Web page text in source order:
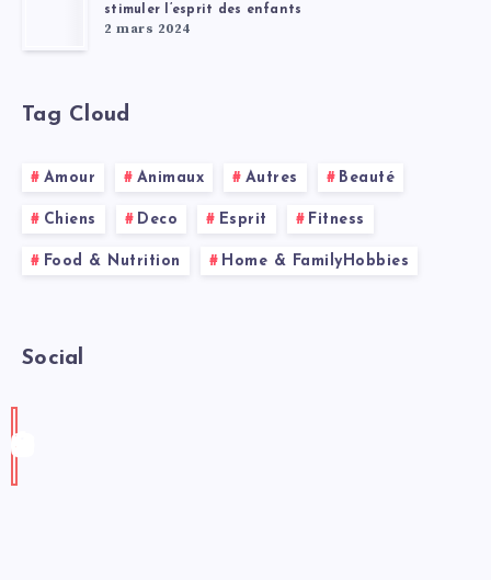
stimuler l’esprit des enfants
2 mars 2024
Tag Cloud
Amour Animaux Autres Beauté
Chiens Deco Esprit Fitness
Food & Nutrition Home & FamilyHobbies
Social